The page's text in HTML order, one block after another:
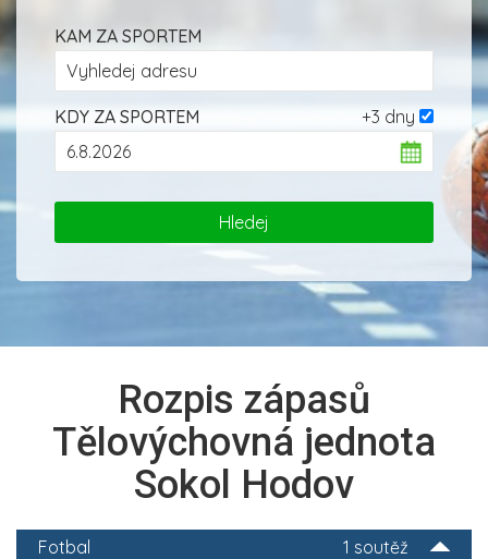
KAM ZA SPORTEM
+3 dny
KDY ZA SPORTEM
Rozpis zápasů
Tělovýchovná jednota
Sokol Hodov
1 soutěž
Fotbal